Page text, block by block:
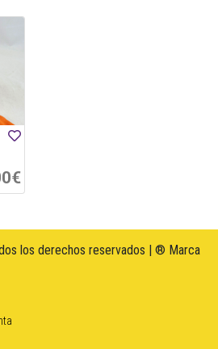
los derechos reservados | ® Marca